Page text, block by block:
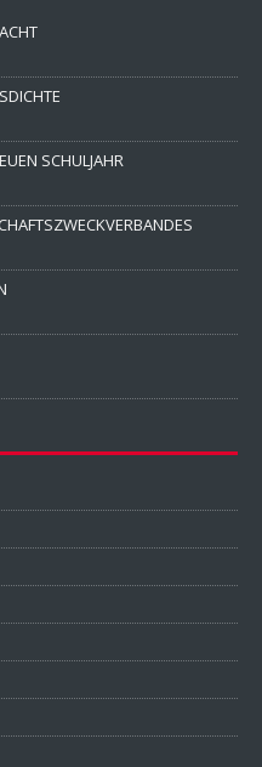
SCHULJAHR